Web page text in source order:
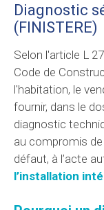
Diagnostic
(FINISTERE)
Selon l'article L
Code de
l'habitation, le
fournir, dans le
diagnostic
au compromis de
défaut, à l’acte
l’installation